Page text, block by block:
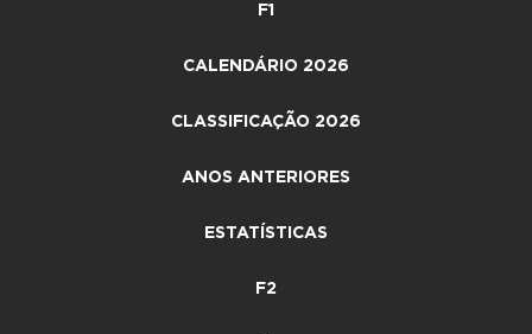
F1
CALENDÁRIO 2026
CLASSIFICAÇÃO 2026
ANOS ANTERIORES
ESTATÍSTICAS
F2